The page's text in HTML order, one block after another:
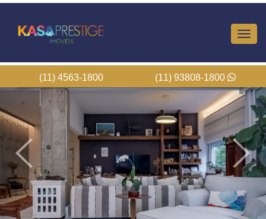
(11) 4563-1800 (11) 93808-1800